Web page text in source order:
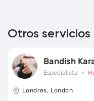
Otros servicios
Bandish
Especialista
Londres, London